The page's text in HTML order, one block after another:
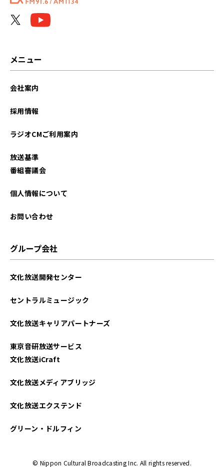
メニュー
会社案内
採用情報
ラジオCMご利用案内
放送基準
番組審議会
個人情報について
お問い合わせ
グループ会社
文化放送開発センター
セントラルミュージック
文化放送キャリアパートナーズ
東京音研放送サービス
文化放送iCraft
文化放送メディアブリッジ
文化放送エクステンド
グリーン・ドルフィン
© Nippon Cultural Broadcasting Inc. All rights reserved.